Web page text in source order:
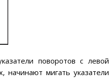
поворотов с левой
начинают мигать указатели